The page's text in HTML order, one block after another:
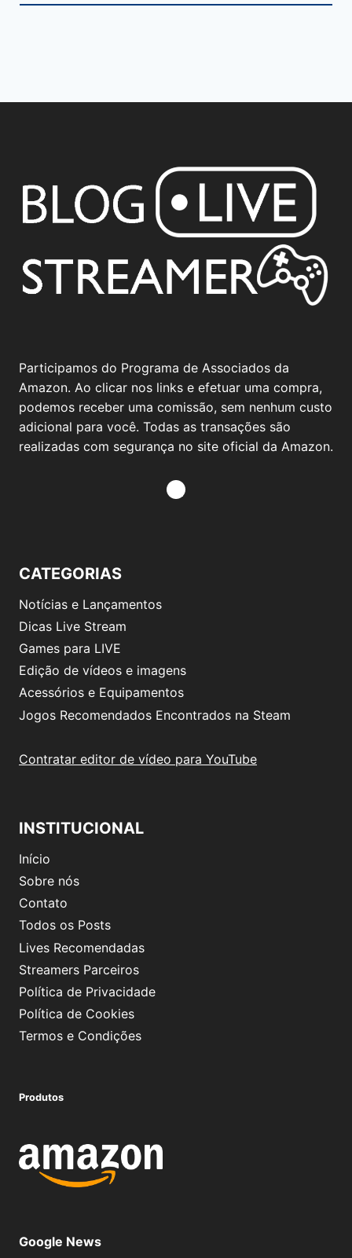
Participamos do Programa de Associados da
Amazon. Ao clicar nos links e efetuar uma compra,
podemos receber uma comissão, sem nenhum custo
adicional para você. Todas as transações são
realizadas com segurança no site oficial da Amazon.
CATEGORIAS
Notícias e Lançamentos
Dicas Live Stream
Games para LIVE
Edição de vídeos e imagens
Acessórios e Equipamentos
Jogos Recomendados Encontrados na Steam
Contratar editor de vídeo para YouTube
INSTITUCIONAL
Início
Sobre nós
Contato
Todos os Posts
Lives Recomendadas
Streamers Parceiros
Política de Privacidade
Política de Cookies
Termos e Condições
Produtos
Google News